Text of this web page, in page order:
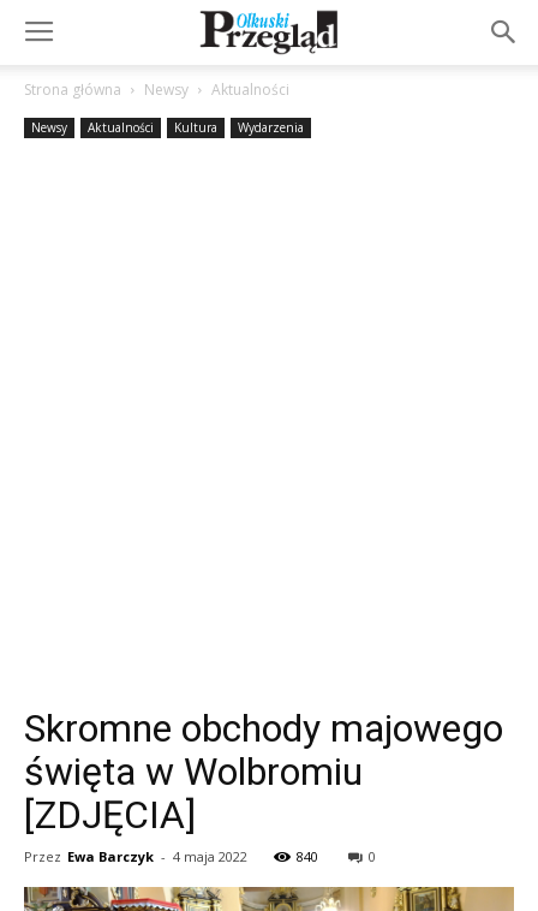
Strona główna Newsy Aktualności
Newsy Aktualności Kultura Wydarzenia
Skromne obchody majowego
święta w Wolbromiu
[ZDJĘCIA]
Przez Ewa Barczyk - 4 maja 2022 840 0